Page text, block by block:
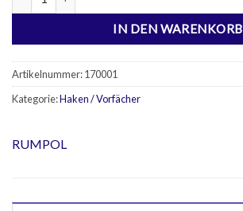
IN DEN WARENKORB
Artikelnummer:170001
Kategorie:Haken / Vorfächer
RUMPOL